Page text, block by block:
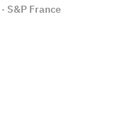
· S&P France